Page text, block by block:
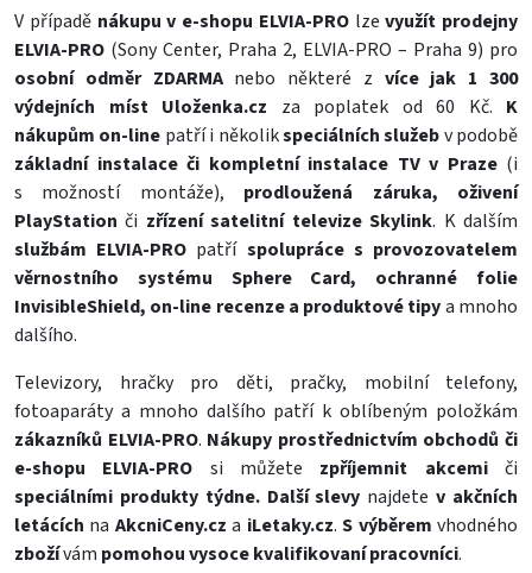
V případě nákupu v e-shopu ELVIA-PROlzevyužít prodejny
ELVIA-PRO (Sony Center, Praha 2, ELVIA-PRO – Praha 9) pro
osobní odměr ZDARMAnebo některé z více jak 1 300
výdejních míst Uloženka.cz za poplatek od 60 Kč. K
nákupům on-line patří i několikspeciálních služebv podobě
základní instalace či kompletní instalace TV v Praze(i
s možností montáže), prodloužená záruka, oživení
PlayStation či zřízení satelitní televize Skylink. K dalším
službám ELVIA-PRO patří spolupráce s provozovatelem
věrnostního systému Sphere Card, ochranné folie
InvisibleShield, on-line recenze a produktové tipya mnoho
dalšího.
Televizory, hračky pro děti, pračky, mobilní telefony,
fotoaparátya mnoho dalšího patří k oblíbeným položkám
zákazníků ELVIA-PRO. Nákupy prostřednictvím obchodů či
e-shopu ELVIA-PRO si můžete zpříjemnit akcemiči
speciálními produkty týdne. Další slevy najdetev akčních
letácích na AkcniCeny.cz a iLetaky.cz.S výběrem vhodného
zbožívám pomohou vysoce kvalifikovaní pracovníci.